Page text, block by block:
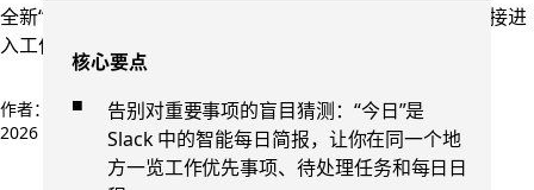
全新“今日”视图为你呈现重要事项，让你摆脱晨间忙乱，直接进
入工作状态。
作者：Rebecca Walker
2026 年 5 月 6 日
核心要点
告别对重要事项的盲目猜测：“今日”是
Slack 中的智能每日简报，让你在同一个地
方一览工作优先事项、待处理任务和每日日